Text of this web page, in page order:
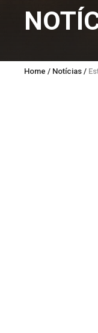
Home / Notícias /